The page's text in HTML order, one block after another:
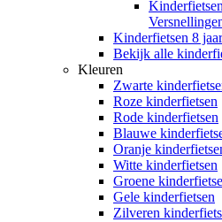
Kinderfietsen 8 jaar
Bekijk alle
Kleuren
Zwarte
Roze kinderfietsen
Rode kinderfietsen
Blauwe
Oranje
Witte kinderfietsen
Groene
Gele kinderfietsen
Zilveren